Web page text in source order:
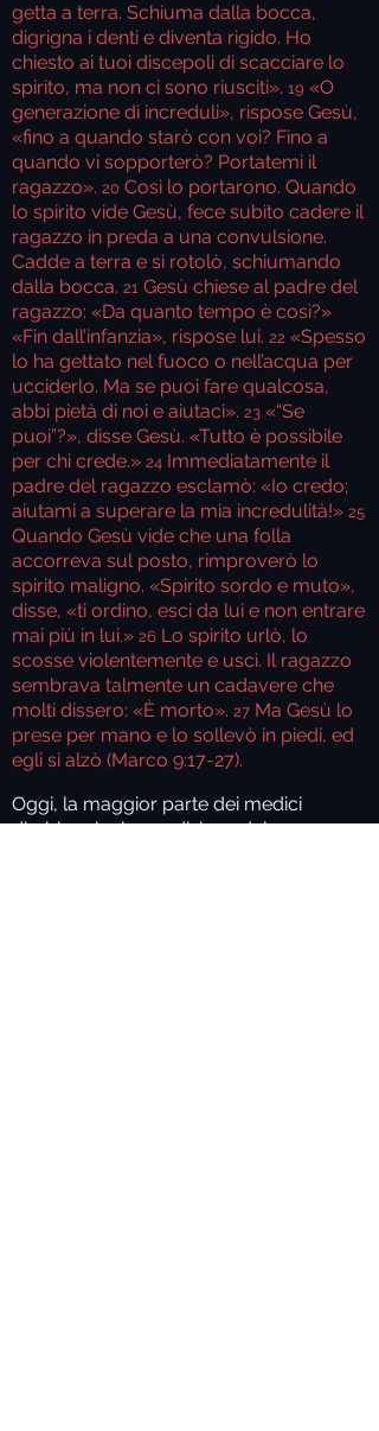
getta a terra. Schiuma dalla bocca,
digrigna i denti e diventa rigido. Ho
chiesto ai tuoi discepoli di scacciare lo
spirito, ma non ci sono riusciti». 19 «O
generazione di increduli», rispose Gesù,
«fino a quando starò con voi? Fino a
quando vi sopporterò? Portatemi il
ragazzo». 20 Così lo portarono. Quando
lo spirito vide Gesù, fece subito cadere il
ragazzo in preda a una convulsione.
Cadde a terra e si rotolò, schiumando
dalla bocca. 21 Gesù chiese al padre del
ragazzo: «Da quanto tempo è così?»
«Fin dall’infanzia», rispose lui. 22 «Spesso
lo ha gettato nel fuoco o nell’acqua per
ucciderlo. Ma se puoi fare qualcosa,
abbi pietà di noi e aiutaci». 23 «“Se
puoi”?», disse Gesù. «Tutto è possibile
per chi crede.» 24 Immediatamente il
padre del ragazzo esclamò: «Io credo;
aiutami a superare la mia incredulità!» 25
Quando Gesù vide che una folla
accorreva sul posto, rimproverò lo
spirito maligno. «Spirito sordo e muto»,
disse, «ti ordino, esci da lui e non entrare
mai più in lui.» 26 Lo spirito urlò, lo
scosse violentemente e uscì. Il ragazzo
sembrava talmente un cadavere che
molti dissero: «È morto». 27 Ma Gesù lo
prese per mano e lo sollevò in piedi, ed
egli si alzò (Marco 9:17-27).
Oggi, la maggior parte dei medici
direbbe che la condizione del ragazzo